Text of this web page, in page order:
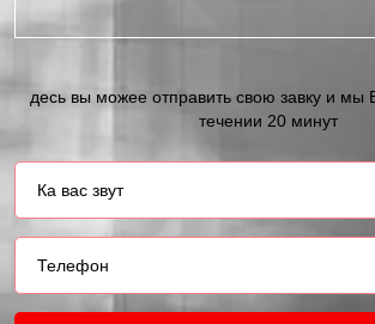
десь вы можее отправить свою завку и мы
течении 20 минут